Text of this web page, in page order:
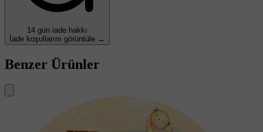
14 gün iade hakkı
İade koşullarını görüntüle →
Benzer Ürünler